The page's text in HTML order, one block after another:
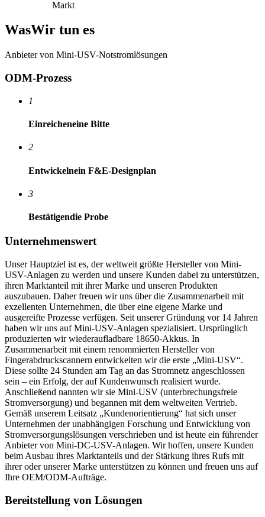
Markt
WasWir tun es
Anbieter von Mini-USV-Notstromlösungen
ODM-Prozess
1
Einreicheneine Bitte
2
Entwickelnein F&E-Designplan
3
Bestätigendie Probe
Unternehmenswert
Unser Hauptziel ist es, der weltweit größte Hersteller von Mini-
USV-Anlagen zu werden und unsere Kunden dabei zu unterstützen,
ihren Marktanteil mit ihrer Marke und unseren Produkten
auszubauen. Daher freuen wir uns über die Zusammenarbeit mit
exzellenten Unternehmen, die über eine eigene Marke und
ausgereifte Prozesse verfügen. Seit unserer Gründung vor 14 Jahren
haben wir uns auf Mini-USV-Anlagen spezialisiert. Ursprünglich
produzierten wir wiederaufladbare 18650-Akkus. In
Zusammenarbeit mit einem renommierten Hersteller von
Fingerabdruckscannern entwickelten wir die erste „Mini-USV“.
Diese sollte 24 Stunden am Tag an das Stromnetz angeschlossen
sein – ein Erfolg, der auf Kundenwunsch realisiert wurde.
Anschließend nannten wir sie Mini-USV (unterbrechungsfreie
Stromversorgung) und begannen mit dem weltweiten Vertrieb.
Gemäß unserem Leitsatz „Kundenorientierung“ hat sich unser
Unternehmen der unabhängigen Forschung und Entwicklung von
Stromversorgungslösungen verschrieben und ist heute ein führender
Anbieter von Mini-DC-USV-Anlagen. Wir hoffen, unsere Kunden
beim Ausbau ihres Marktanteils und der Stärkung ihres Rufs mit
ihrer oder unserer Marke unterstützen zu können und freuen uns auf
Ihre OEM/ODM-Aufträge.
Bereitstellung von Lösungen